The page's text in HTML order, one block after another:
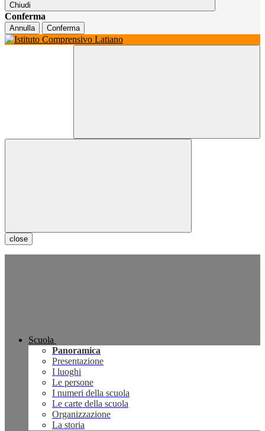
Chiudi
Conferma
Annulla Conferma
close
Scuola
Panoramica
Presentazione
I luoghi
Le persone
I numeri della scuola
Le carte della scuola
Organizzazione
La storia